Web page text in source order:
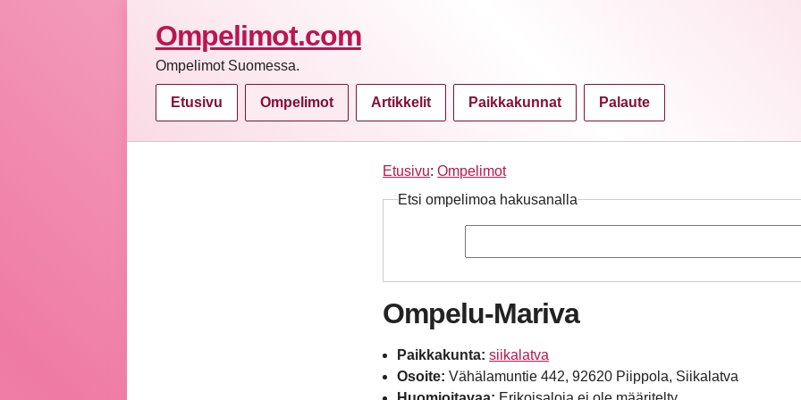
Ompelimot.com
Ompelimot Suomessa.
Etusivu Ompelimot Artikkelit Paikkakunnat Palaute
Etusivu:Ompelimot
Etsi ompelimoa hakusanalla
Ompelu-Mariva
Paikkakunta: siikalatva
Osoite: Vähälamuntie 442, 92620 Piippola, Siikalatva